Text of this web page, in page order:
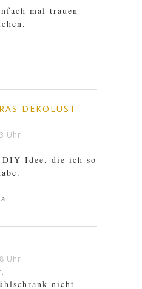
mal trauen
DEKOLUST
Uhr
Idee, die ich so
Uhr
nicht